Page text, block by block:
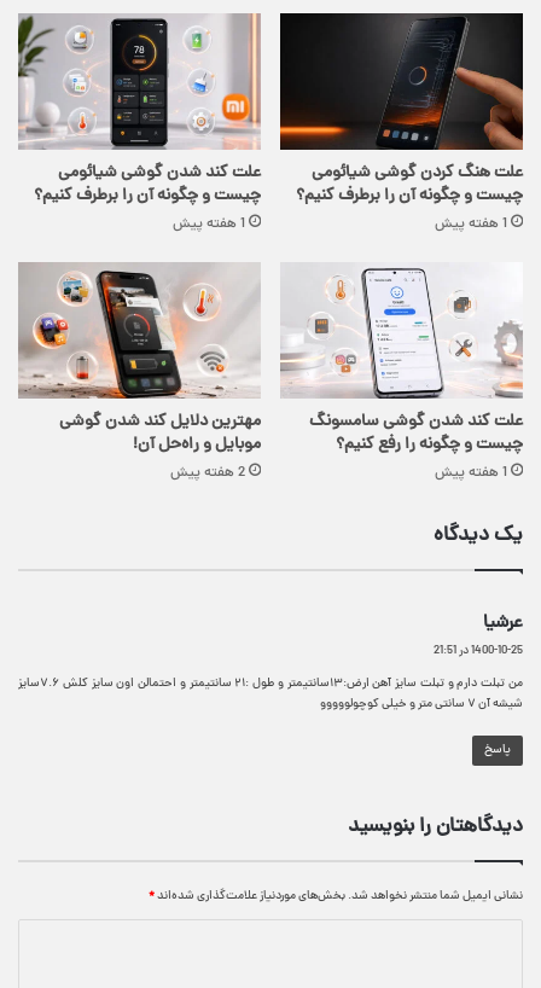
علت هنگ کردن گوشی شیائومی
چیست و چگونه آن را برطرف کنیم؟
1 هفته پیش
علت کند شدن گوشی شیائومی
چیست و چگونه آن را برطرف کنیم؟
1 هفته پیش
علت کند شدن گوشی سامسونگ
چیست و چگونه را رفع کنیم؟
1 هفته پیش
مهترین دلایل کند شدن گوشی
موبایل و راه‌حل آن!
2 هفته پیش
یک دیدگاه
عرشیا
ف
:
1400-10-25 در 21:51
من تبلت دارم و تبلت سایز آهن ارض:۱۳سانتیمتر و طول :۲۱ سانتیمتر و احتمالن اون سایز کلش ۷.۶سایز
شیشه آن ۷ سانتی متر و خیلی کوچولووووو
پاسخ
دیدگاهتان را بنویسید
نشانی ایمیل شما منتشر نخواهد شد.بخش‌های موردنیاز علامت‌گذاری شده‌اند*